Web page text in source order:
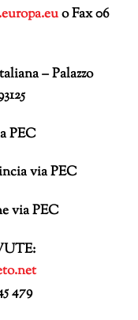
o Fax06
–Palazzo
PEC
via PEC
via PEC
479